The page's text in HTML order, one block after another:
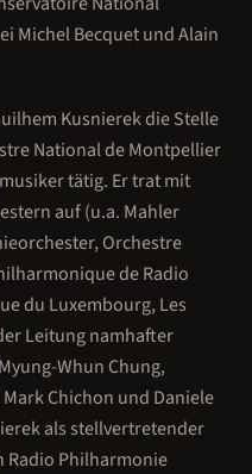
Michel Becquet und Alain
Kusnierek die Stelle
National de Montpellier
tätig. Er trat mit
auf (u.a. Mahler
Orchestre
de Radio
du Luxembourg, Les
Leitung namhafter
Whun Chung,
Chichon und Daniele
als stellvertretender
Radio Philharmonie